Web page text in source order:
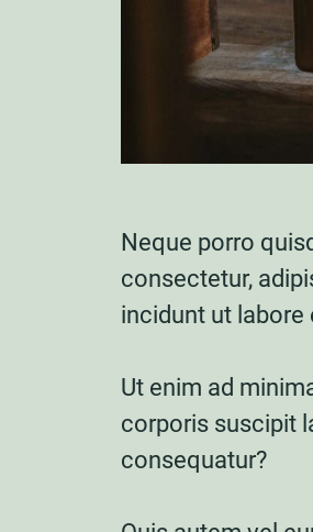
Neque porro
consectetur,
incidunt ut
Ut enim ad
corporis suscipit
consequatur?